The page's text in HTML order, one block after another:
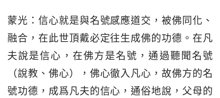
蒙光：信心就是與名號感應道交，被佛同化、
融合，在此世頂戴必定往生成佛的功德。在凡
夫說是信心，在佛方是名號，通過聽聞名號
（說教、佛心），佛心徹入凡心，故佛方的名
號功德，成爲凡夫的信心，通俗地說，父母的